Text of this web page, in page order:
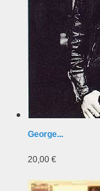
George...
20,00 €